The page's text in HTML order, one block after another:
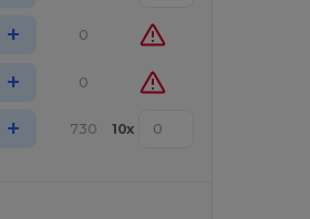
+ 0
+ 0
+ 730 10x